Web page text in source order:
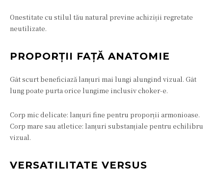
Onestitate cu stilul tău natural previne achiziții regretate
neutilizate.
PROPORȚII FAȚĂ ANATOMIE
Gât scurt beneficiază lanțuri mai lungi alungind vizual. Gât
lung poate purta orice lungime inclusiv choker-e.
Corp mic delicate: lanțuri fine pentru proporții armonioase.
Corp mare sau atletice: lanțuri substanțiale pentru echilibru
vizual.
VERSATILITATE VERSUS